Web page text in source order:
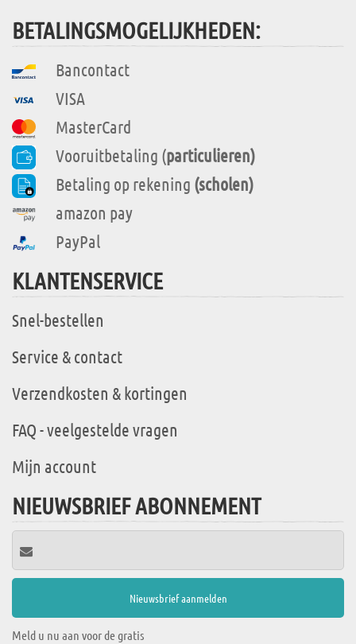
BETALINGSMOGELIJKHEDEN:
Bancontact
VISA
MasterCard
Vooruitbetaling (particulieren)
Betaling op rekening (scholen)
amazon pay
PayPal
KLANTENSERVICE
Snel-bestellen
Service & contact
Verzendkosten & kortingen
FAQ - veelgestelde vragen
Mijn account
NIEUWSBRIEF ABONNEMENT
Meld u nu aan voor de gratis